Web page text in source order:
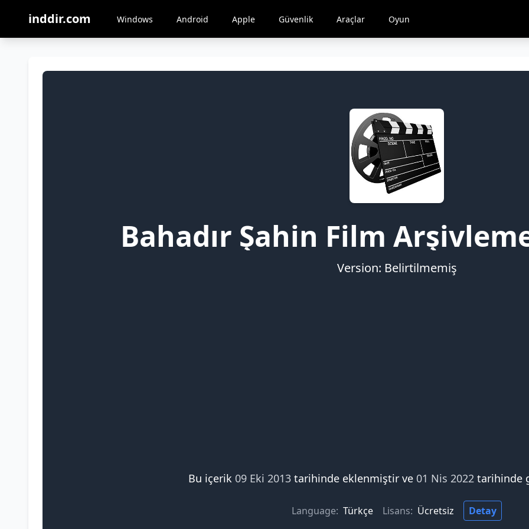
inddir.com Windows Android Apple Güvenlik Araçlar Oyun
Bahadır Şahin Film
Version: Belirtilmemiş
Bu içerik 09 Eki 2013 tarihinde eklenmiştir ve 01 Nis 2022 tarihinde
Language: Türkçe Lisans: Ücretsiz Detay